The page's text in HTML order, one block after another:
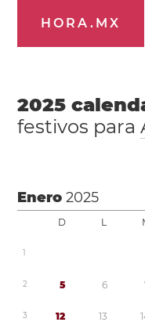
HORA.MX
2025
festivos para
Enero2025
D L
1
2 5 6
3 12 13 1